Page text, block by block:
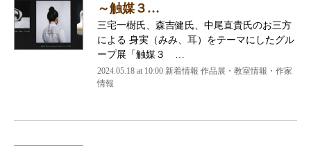
～触媒３…
三宅一樹氏、森吉健氏、中尾直貴氏のお三方
による 身実（みみ、耳）をテーマにしたグル
ープ展「触媒３ …
2024.05.18 at 10:00 新着情報 作品展・教室情報・作家
情報